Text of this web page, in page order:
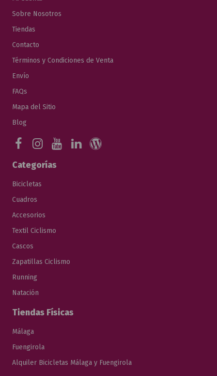
Sobre Nosotros
Tiendas
Contacto
Términos y Condiciones de Venta
Envío
FAQs
Mapa del Sitio
Blog
Categorías
Bicicletas
Cuadros
Accesorios
Textil Ciclismo
Cascos
Zapatillas Ciclismo
Running
Natación
Tiendas Físicas
Málaga
Fuengirola
Alquiler Bicicletas Málaga y Fuengirola